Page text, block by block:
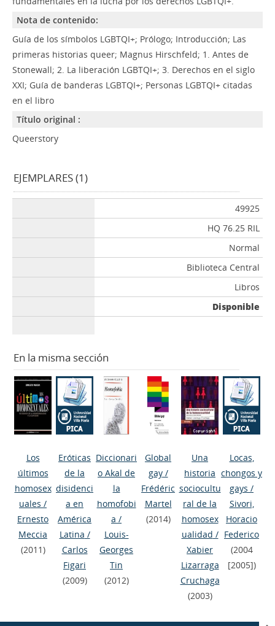
Nota de contenido:
Guía de los símbolos LGBTQI+; Prólogo; Introducción; Las
primeras historias queer; Magnus Hirschfeld; 1. Antes de
Stonewall; 2. La liberación LGBTQI+; 3. Derechos en el siglo
XXI; Guía de banderas LGBTQI+; Personas LGBTQI+ citadas
en el libro
Título original :
Queerstory
EJEMPLARES (1)
49925
HQ 76.25 RIL
Normal
Biblioteca Central
Libros
Disponible
En la misma sección
Los
últimos
homosex
uales /
Ernesto
Meccia
(2011)
Eróticas
de la
disidenci
a en
América
Latina /
Carlos
Figari
(2009)
Diccionari
o Akal de
la
homofobi
a /
Louis-
Georges
Tin
(2012)
Global
gay/
Frédéric
Martel
(2014)
Una
historia
sociocultu
ral de la
homosex
ualidad /
Xabier
Lizarraga
Cruchaga
(2003)
Locas,
chongos y
gays /
Sivori,
Horacio
Federico
(2004
[2005])